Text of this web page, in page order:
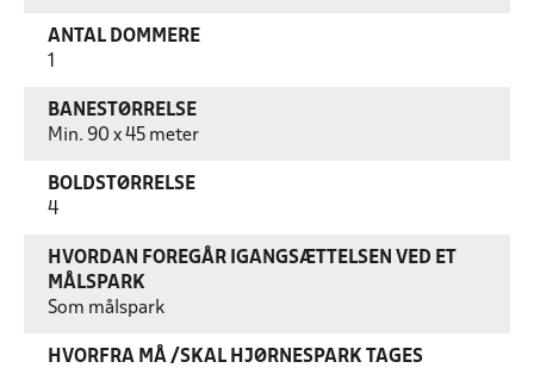
ANTAL DOMMERE
BANESTØRRELSE
Min. 90 x 45 meter
BOLDSTØRRELSE
4
HVORDAN FOREGÅR IGANGSÆTTELSEN VED ET
MÅLSPARK
Som målspark
HVORFRA MÅ /SKAL HJØRNESPARK TAGES